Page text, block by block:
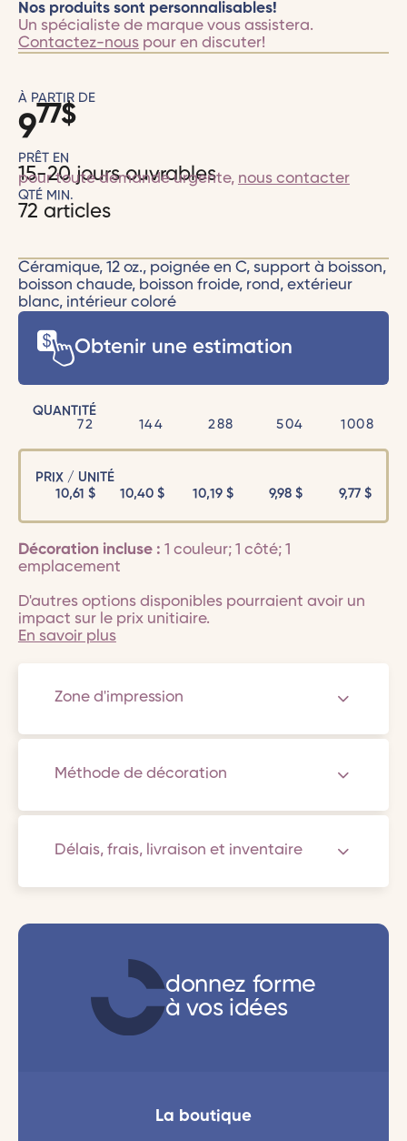
Nos produits sont personnalisables!
Un spécialiste de marque vous assistera.
Contactez-nouspour en discuter!
À PARTIR DE
977$
PRÊT EN
15-20 jours ouvrables
pour toute demande urgente, nous contacter
QTÉ MIN.
72 articles
Céramique, 12 oz., poignée en C, support à boisson,
boisson chaude, boisson froide, rond, extérieur
blanc, intérieur coloré
Obtenir une estimation
QUANTITÉ
72
144 288 504 1008
PRIX / UNITÉ
10,61 $ 10,40 $ 10,19$ 9,98$ 9,77$
Décoration incluse : 1 couleur; 1 côté; 1
emplacement
D'autres options disponibles pourraient avoir un
impact sur le prix unitiaire.
En savoir plus
Zone d'impression
Méthode de décoration
Délais, frais, livraison et inventaire
donnez forme
à vos idées
La boutique